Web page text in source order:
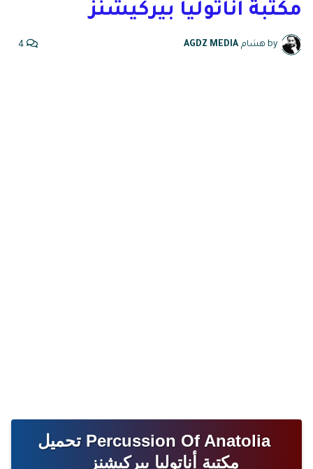
مكتبة أناتوليا بيركيشنز
by هشام AGDZ MEDIA
4
Percussion Of Anatolia تحميل
مكتبة أناتوليا بيركيشنز